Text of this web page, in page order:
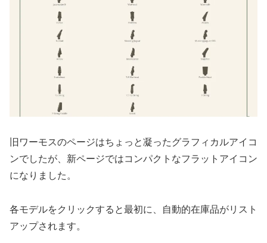
旧ワーモスのページはちょっと凝ったグラフィカルアイコ
ンでしたが、新ページではコンパクトなフラットアイコン
になりました。
各モデルをクリックすると最初に、自動的在庫品がリスト
アップされます。